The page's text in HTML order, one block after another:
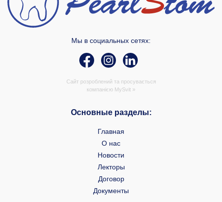
Мы в социальных сетях:
Сайт розроблений та просувається
компанією MySvit »
Основные разделы:
Главная
О нас
Новости
Лекторы
Договор
Документы